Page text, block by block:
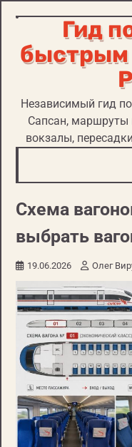
Перейти
содержимому
Гид
быстрым
Независимый гид
Сапсан, маршруты
вокзалы,
Схема
выбрать
19.06.2026 Олег